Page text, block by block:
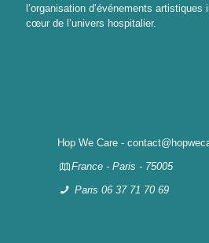
l’organisation d’événements
cœur de l’univers hospitalier.
Hop We Care -
France - Paris - 75005
Paris 06 37 71 70 69